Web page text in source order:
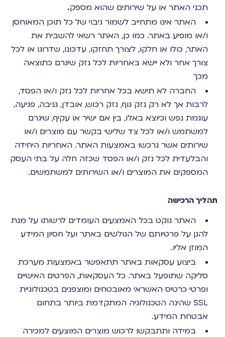
תכני האתר או על שירותים שהוא מספק.
האתר אינו מתחייב לשמור גיבוי של כל תוכן המאוחסן
ו/או מופיע באתר. כמו כן, האתר רשאי להשבית את
האתר, כולו או חלקו, לצורך תחזקו, עדכונו, שדרוגו או לכל
צורך אחר ולא יישא באחריות לכל נזק שיגרם כתוצאה
מכך
החברה לא תישא בכל אחריות לכל נזק ו/או הפסד,
לרבות אך לא רק נזק גוף, נזק רכוש, אובדן, גניבה, פגיעה,
עוגמת נפש וכיוצא באלו, בין אם ישיר או עקיף, שיגרם
למשתמש ו/או לכל צד שלישי בקשר עם מוצרים ו/או
שירותים אשר נרכשו באמצעות האתר. האחריות היחידה
והבלעדית לכל נזק ו/או הפסד שכזה חלה על בתי העסק
המספקים את המוצרים ו/או השירותים למשתמשים.
תהליך הרכישה
האתר נוקט בכל האמצעים העומדים לרשותו על מנת
להגן על פרטיותם של הגולשים באתר ועל חסיון המידע
המוזן אליו.
ביצוע עסקאות באתר תתאפשר באמצעות מערכת
סליקה שתופעל באתר. כל העסקאות, הפרטים האישיים
ופרטי כרטיס האשראי מאובטחים ומוצפנים בטכנולוגיית
SSL שהינה הטכנולוגיה המתקדמת ביותר בתחום
אבטחת המידע.
במידה ותתבקשו לרכוש מוצרים המוצעים למכירה